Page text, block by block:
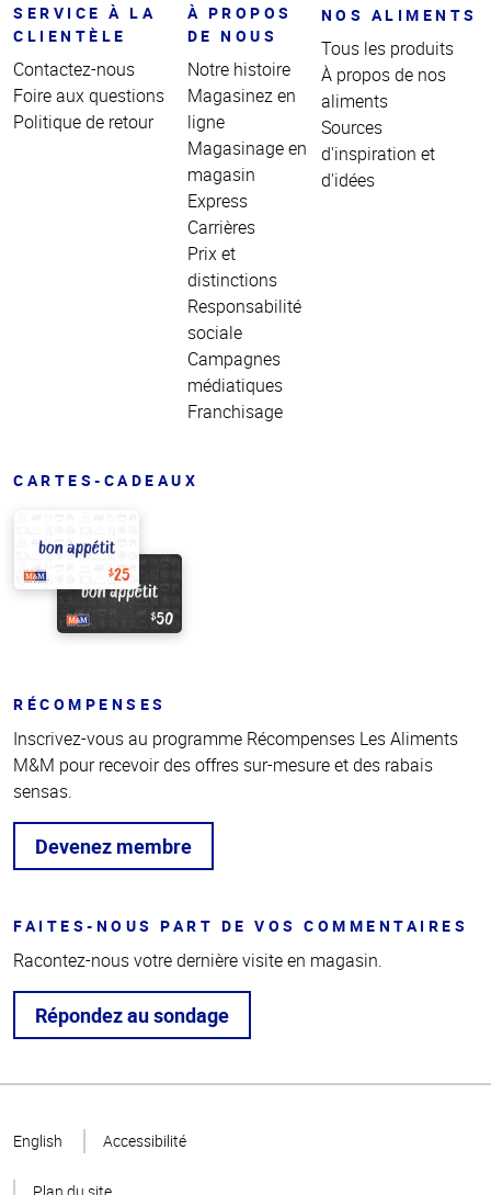
SERVICE À LA
CLIENTÈLE
Contactez-nous
Foire aux questions
Politique de retour
À PROPOS
DE NOUS
Notre histoire
Magasinez en
ligne
Magasinage en
magasin
Express
Carrières
Prix et
distinctions
Responsabilité
sociale
Campagnes
médiatiques
Franchisage
NOS ALIMENTS
Tous les produits
À propos de nos
aliments
Sources
d'inspiration et
d'idées
CARTES-CADEAUX
RÉCOMPENSES
Inscrivez-vous au programme Récompenses Les Aliments
M&M pour recevoir des offres sur-mesure et des rabais
sensas.
Devenez membre
FAITES-NOUS PART DE VOS COMMENTAIRES
Racontez-nous votre dernière visite en magasin.
Répondez au sondage
page
English Accessibilité
Plan du site